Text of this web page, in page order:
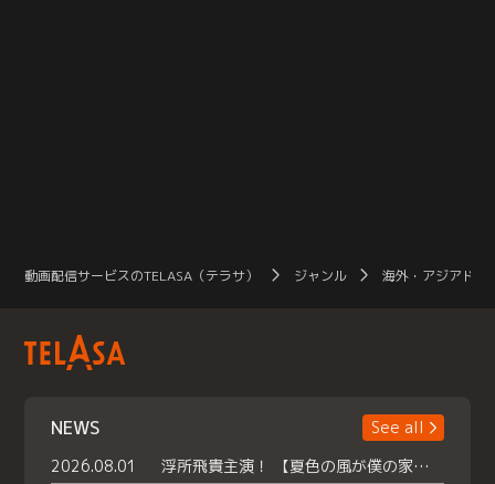
動画配信サービスのTELASA（テラサ） ジャンル 海外・アジアドラ
NEWS
See all
2026.08.01
浮所飛貴主演！ 【夏色の風が僕の家にやってきた】 本日よりテラサで独占配信スタート！